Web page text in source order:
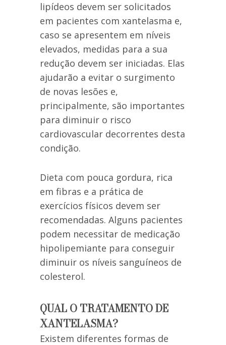
lipídeos devem ser solicitados
em pacientes com xantelasma e,
caso se apresentem em níveis
elevados, medidas para a sua
redução devem ser iniciadas. Elas
ajudarão a evitar o surgimento
de novas lesões e,
principalmente, são importantes
para diminuir o risco
cardiovascular decorrentes desta
condição.
Dieta com pouca gordura, rica
em fibras e a prática de
exercícios físicos devem ser
recomendadas. Alguns pacientes
podem necessitar de medicação
hipolipemiante para conseguir
diminuir os níveis sanguíneos de
colesterol.
QUAL O TRATAMENTO DE
XANTELASMA?
Existem diferentes formas de